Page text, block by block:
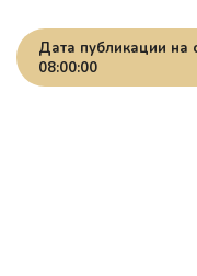
Дата публикации на
08:00:00